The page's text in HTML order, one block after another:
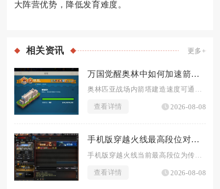
大阵营优势，降低发育难度。
相关资讯 更多+
万国觉醒奥林中如何加速箭塔建造进程
奥林匹亚战场内箭塔建造速度可通过叠加多层百分比增益、前置资源...
查看详情 2026-08-08
手机版穿越火线最高段位对战战绩要求如何
手机版穿越火线当前最高段位为传奇，解锁该段位对战战绩硬性标准...
查看详情 2026-08-08